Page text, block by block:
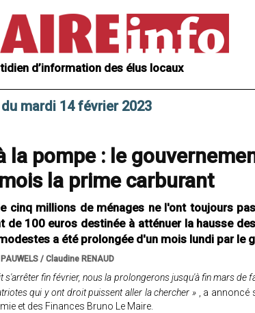
d’information des élus locaux
mardi 14 février 2023
la pompe : le
la prime carburant
cinq millions de ménages ne l'ont toujours
de 100 euros destinée à atténuer la hausse
a été prolongée d'un mois lundi par le
/ Claudine RENAUD
s'arrêter fin février, nous la prolongerons jusqu'à fin mars de
qui y ont droit puissent aller la chercher »
, a
et des Finances Bruno Le Maire.